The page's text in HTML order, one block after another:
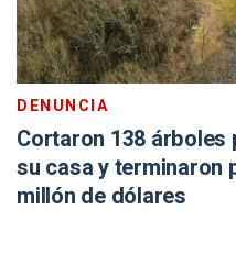
DENUNCIA
Cortaron 138
su casa y terminaron
millón de dólares